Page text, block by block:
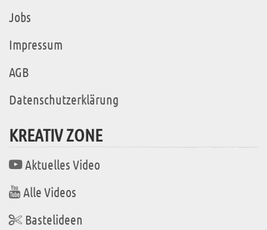
Jobs
Impressum
AGB
Datenschutzerklärung
KREATIV ZONE
Aktuelles Video
Alle Videos
Bastelideen